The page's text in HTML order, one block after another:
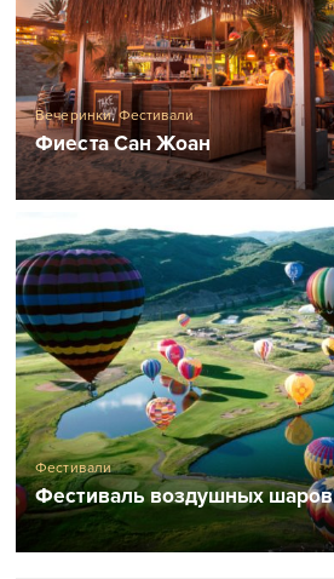
Вечеринки,Фестивали
Фиеста Сан Жоан
Фестивали
Фестиваль воздушных шаров